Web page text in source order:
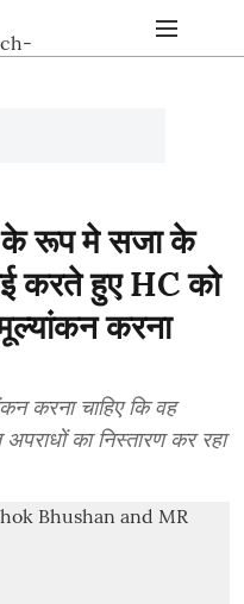
के रूप मे सजा के
करते हुए HC को
करना
करना चाहिए कि वह
का निस्तारण कर रहा